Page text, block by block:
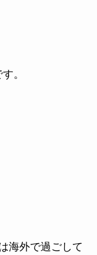
。
海外で過ごして